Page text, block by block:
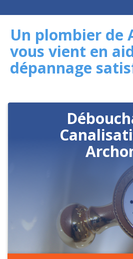
Un plombier de
vous vient en
dépannage